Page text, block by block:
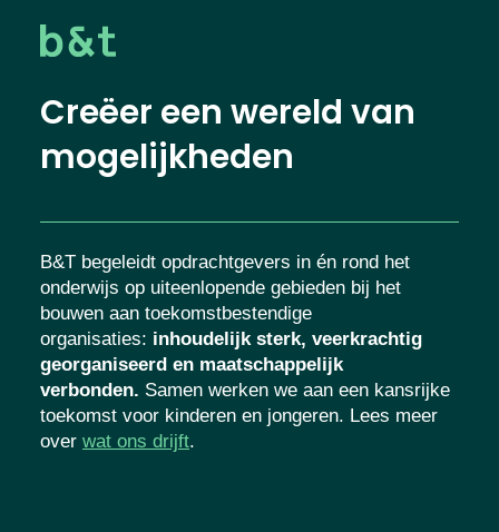
Creëer een wereld van
mogelijkheden
B&T begeleidt opdrachtgevers in én rond het
onderwijs op uiteenlopende gebieden bij het
bouwen aan toekomstbestendige
organisaties: inhoudelijk sterk, veerkrachtig
georganiseerd en maatschappelijk
verbonden. Samen werken we aan een
kansrijke toekomst voor kinderen en
jongeren. Lees meer over